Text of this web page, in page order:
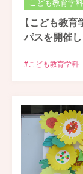
こども教育学科
【こども教
パスを開催し
#こども教育学科